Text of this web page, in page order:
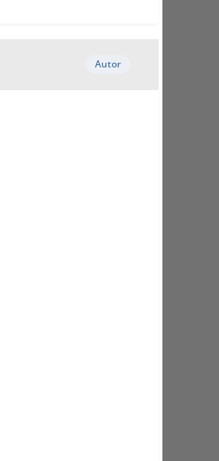
Autor